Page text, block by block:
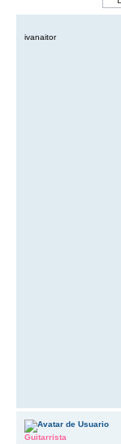
ivanaitor
Guitarrista